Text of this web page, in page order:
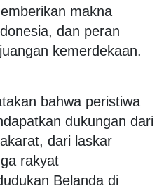
makna
dan peran
kemerdekaan.
bahwa peristiwa
dukungan dari
dari laskar
rakyat
Belanda di